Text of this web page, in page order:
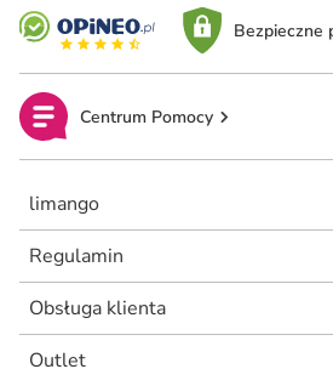
Bezpieczne
Centrum Pomocy
limango
Regulamin
Obsługa klienta
Outlet